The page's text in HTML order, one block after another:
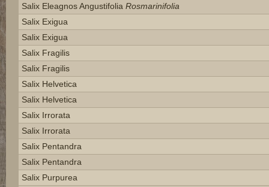
Salix Eleagnos Angustifolia Rosmarinifolia
Salix Exigua
Salix Exigua
Salix Fragilis
Salix Fragilis
Salix Helvetica
Salix Helvetica
Salix Irrorata
Salix Irrorata
Salix Pentandra
Salix Pentandra
Salix Purpurea